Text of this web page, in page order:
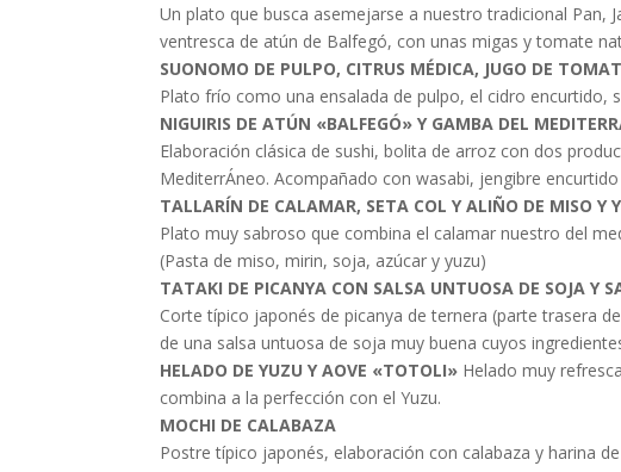
Un plato que busca asemejarse a nuestro tradicional
ventresca de atún de Balfegó, con unas migas y tomate
SUONOMO DE PULPO, CITRUS MÉDICA, JUGO DE
Plato frío como una ensalada de pulpo, el cidro
NIGUIRIS DE ATÚN «BALFEGÓ» Y GAMBA DEL
Elaboración clásica de sushi, bolita de arroz con dos
MediterrÁneo. Acompañado con wasabi, jengibre
TALLARÍN DE CALAMAR, SETA COL Y ALIÑO DE MISO Y
Plato muy sabroso que combina el calamar nuestro del
(Pasta de miso, mirin, soja, azúcar y yuzu)
TATAKI DE PICANYA CON SALSA UNTUOSA DE SOJA Y
Corte típico japonés de picanya de ternera (parte trasera
de una salsa untuosa de soja muy buena cuyos
HELADO DE YUZU Y AOVE «TOTOLI» Helado muy
combina a la perfección con el Yuzu.
MOCHI DE CALABAZA
Postre típico japonés, elaboración con calabaza y harina